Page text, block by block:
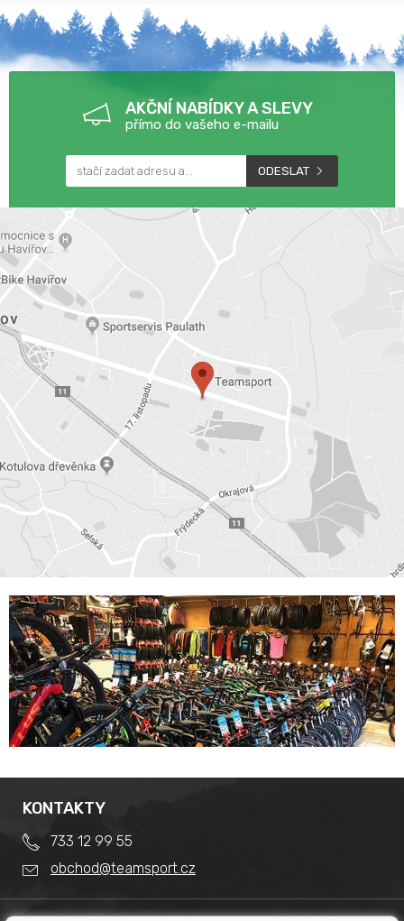
AKČNÍ NABÍDKY A SLEVY
přímo do vašeho e-mailu
ODESLAT
KONTAKTY
733 12 99 55
obchod@teamsport.cz